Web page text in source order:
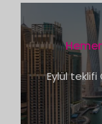
e
s
+
1
Eylül